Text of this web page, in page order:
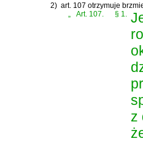
2) art. 107 otrzymuje
Art. 107. § 1.
z